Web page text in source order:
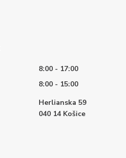
8:00 - 17:00
8:00 - 15:00
Herlianska 59
040 14 Košice